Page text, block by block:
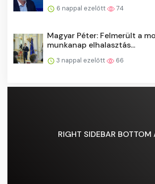
6 nappal ezelőtt 74
Magyar Péter: Felmerült a
munkanap elhalasztás...
3 nappal ezelőtt 66
RIGHT SIDEBAR BOTTOM